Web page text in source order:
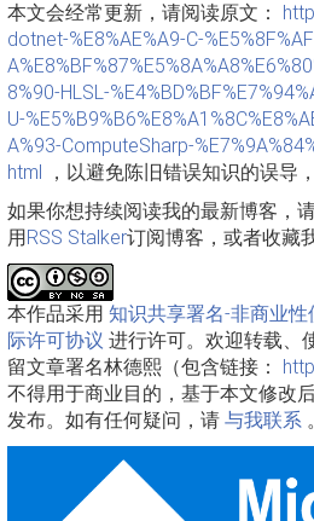
本文会经常更新，请阅读原文：
dotnet-%E8%AE%A9-C-
8%90-HLSL-
U-
A%93-ComputeSharp-
html ，以避免陈旧错误知识的误导
如果你想持续阅读我的最新博客，
用RSS Stalker订阅博客，或者收藏
本作品采用 知识共享署名-非商业
际许可协议 进行许可。欢迎转载、
留文章署名林德熙（包含链接：
不得用于商业目的，基于本文修改
发布。如有任何疑问，请 与我联系 。